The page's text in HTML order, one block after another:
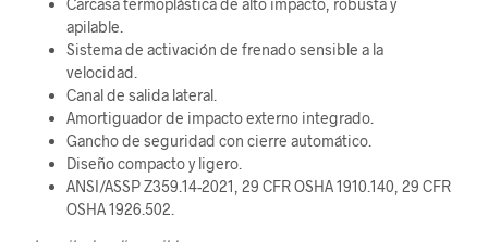
Carcasa termoplástica de alto impacto, robusta y
apilable.
Sistema de activación de frenado sensible a la
velocidad.
Canal de salida lateral.
Amortiguador de impacto externo integrado.
Gancho de seguridad con cierre automático.
Diseño compacto y ligero.
ANSI/ASSP Z359.14-2021, 29 CFR OSHA 1910.140, 29 CFR
OSHA 1926.502.